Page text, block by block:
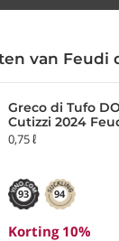
van Feudi
Greco di Tufo
Cutizzi 2024
Gregorio
0,75 ℓ
93 94
Korting 10%